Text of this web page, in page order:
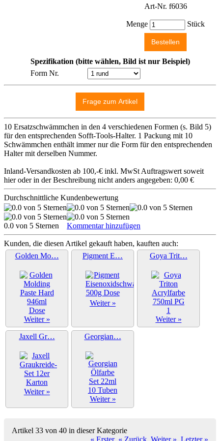
Art-Nr. f6036
Menge Stück
Spezifikation (bitte wählen, Bild ist nur Beispiel)
Form Nr.
10 Ersatzschwämmchen in den 4 verschiedenen Formen (s. Bild 5)
für den entsprechenden Sofft-Tools-Halter. 1 Packung mit 10
Schwämmchen enthält immer nur die Form für den entsprechenden
Halter mit derselben Nummer.
Inland-Versandkosten ab 100,-€ inkl. MwSt Auftragswert soweit
hier oder in der Beschreibung nicht anders angegeben: 0,00 €
Durchschnittliche Kundenbewertung
0.0 von 5 Sternen Kommentar hinzufügen
Kunden, die diesen Artikel gekauft haben, kauften auch:
Golden Mo…
Weiter »
Pigment E…
Weiter »
Goya Trit…
Weiter »
Jaxell Gr…
Weiter »
Georgian…
Weiter »
Artikel 33 von 40 in dieser Kategorie
« Erster « Zurück Weiter » Letzter »